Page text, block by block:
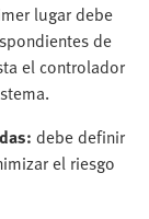
lugar debe
de
el controlador
debe definir
el riesgo